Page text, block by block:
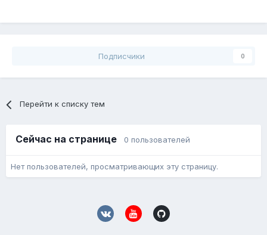
Подписчики 0
Перейти к списку тем
Сейчас на странице 0 пользователей
Нет пользователей, просматривающих эту страницу.